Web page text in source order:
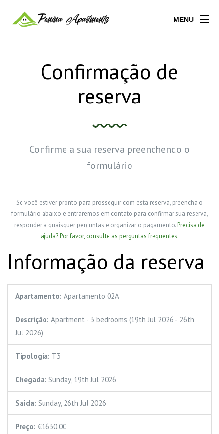
MENU
Confirmação de
reserva
Confirme a sua reserva preenchendo o
formulário
Se você estiver pronto para prosseguir com esta reserva, preencha o
formulário abaixo e entraremos em contato para confirmar sua reserva,
responder a quaisquer perguntas e organizar o pagamento.Precisa de
ajuda? Por favor, consulte as perguntas frequentes.
Informação da reserva
Apartamento: Apartamento 02A
Descrição: Apartment - 3 bedrooms (19th Jul 2026 - 26th
Jul 2026)
Tipologia: T3
Chegada: Sunday, 19th Jul 2026
Saída: Sunday, 26th Jul 2026
Preço: €1630.00